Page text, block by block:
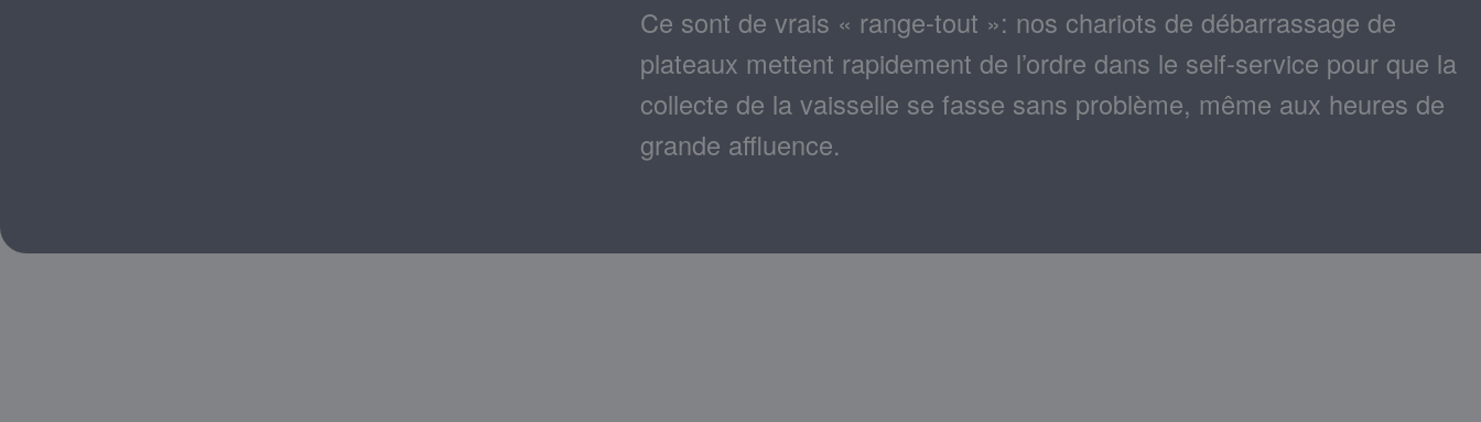
Ce sont de vrais « range-tout »: nos chariots de débarrassage de
plateaux mettent rapidement de l’ordre dans le self-service pour que la
collecte de la vaisselle se fasse sans problème, même aux heures de
grande affluence.